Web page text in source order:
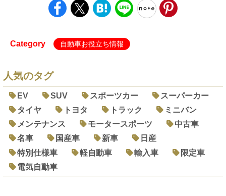
Category 自動車お役立ち情報
人気のタグ
EV SUV スポーツカー
スーパーカー
タイヤ
トヨタ トラック
ミニバン
メンテナンス
モータースポーツ
中古車
名車
国産車 新車
日産
特別仕様車
軽自動車 輸入車
限定車
電気自動車